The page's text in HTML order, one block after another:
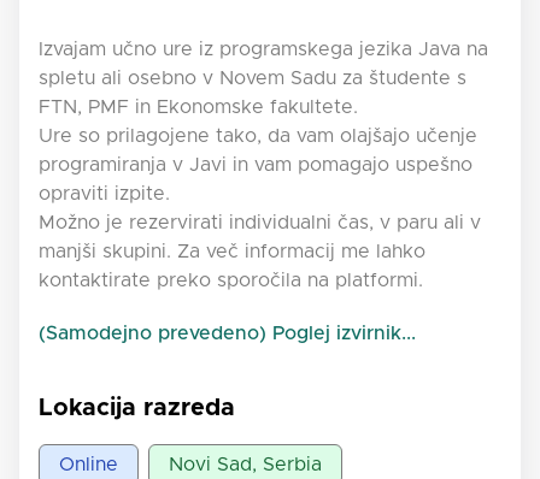
Izvajam učno ure iz programskega jezika Java na
spletu ali osebno v Novem Sadu za študente s
FTN, PMF in Ekonomske fakultete.
Ure so prilagojene tako, da vam olajšajo učenje
programiranja v Javi in vam pomagajo uspešno
opraviti izpite.
Možno je rezervirati individualni čas, v paru ali v
manjši skupini. Za več informacij me lahko
kontaktirate preko sporočila na platformi.
(Samodejno prevedeno) Poglej izvirnik...
Lokacija razreda
Online Novi Sad, Serbia